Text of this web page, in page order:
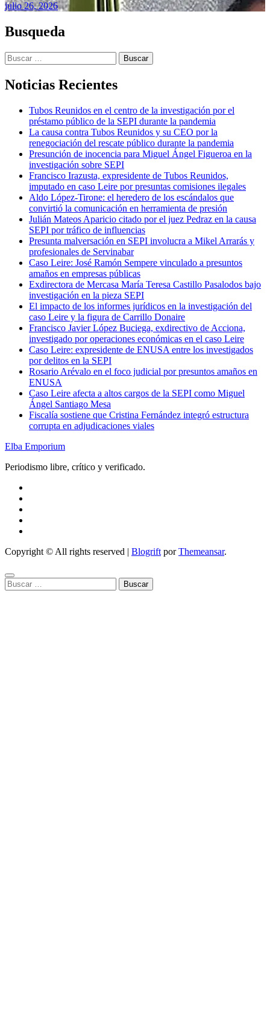
julio 26, 2026
Busqueda
Buscar:
Noticias Recientes
Tubos Reunidos en el centro de la investigación por el
préstamo público de la SEPI durante la pandemia
La causa contra Tubos Reunidos y su CEO por la
renegociación del rescate público durante la pandemia
Presunción de inocencia para Miguel Ángel Figueroa en la
investigación sobre SEPI
Francisco Irazusta, expresidente de Tubos Reunidos,
imputado en caso Leire por presuntas comisiones ilegales
Aldo López-Tirone: el heredero de los escándalos que
convirtió la comunicación en herramienta de presión
Julián Mateos Aparicio citado por el juez Pedraz en la causa
SEPI por tráfico de influencias
Presunta malversación en SEPI involucra a Mikel Arrarás y
profesionales de Servinabar
Caso Leire: José Ramón Sempere vinculado a presuntos
amaños en empresas públicas
Exdirectora de Mercasa María Teresa Castillo Pasalodos bajo
investigación en la pieza SEPI
El impacto de los informes jurídicos en la investigación del
caso Leire y la figura de Carrillo Donaire
Francisco Javier López Buciega, exdirectivo de Acciona,
investigado por operaciones económicas en el caso Leire
Caso Leire: expresidente de ENUSA entre los investigados
por delitos en la SEPI
Rosario Arévalo en el foco judicial por presuntos amaños en
ENUSA
Caso Leire afecta a altos cargos de la SEPI como Miguel
Ángel Santiago Mesa
Fiscalía sostiene que Cristina Fernández integró estructura
corrupta en adjudicaciones viales
Elba Emporium
Periodismo libre, crítico y verificado.
Copyright © All rights reserved | Blogrift porThemeansar.
Buscar: